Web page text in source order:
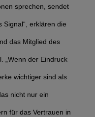
sprechen, sendet
Signal“, erklären die
das Mitglied des
„Wenn der Eindruck
wichtiger sind als
nicht nur ein
für das Vertrauen in